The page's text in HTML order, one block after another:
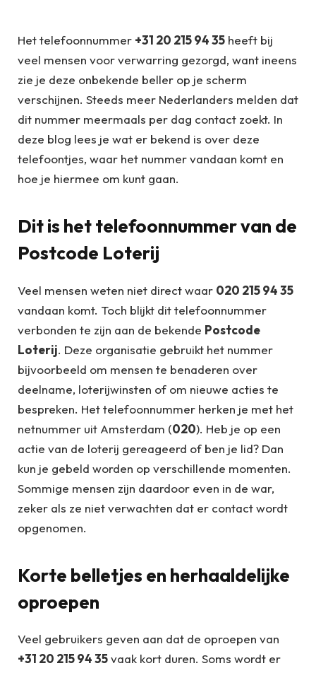
Het telefoonnummer +31 20 215 94 35 heeft bij
veel mensen voor verwarring gezorgd, want ineens
zie je deze onbekende beller op je scherm
verschijnen. Steeds meer Nederlanders melden dat
dit nummer meermaals per dag contact zoekt. In
deze blog lees je wat er bekend is over deze
telefoontjes, waar het nummer vandaan komt en
hoe je hiermee om kunt gaan.
Dit is het telefoonnummer van de
Postcode Loterij
Veel mensen weten niet direct waar 020 215 94 35
vandaan komt. Toch blijkt dit telefoonnummer
verbonden te zijn aan de bekende Postcode
Loterij. Deze organisatie gebruikt het nummer
bijvoorbeeld om mensen te benaderen over
deelname, loterijwinsten of om nieuwe acties te
bespreken. Het telefoonnummer herken je met het
netnummer uit Amsterdam (020). Heb je op een
actie van de loterij gereageerd of ben je lid? Dan
kun je gebeld worden op verschillende momenten.
Sommige mensen zijn daardoor even in de war,
zeker als ze niet verwachten dat er contact wordt
opgenomen.
Korte belletjes en herhaaldelijke
oproepen
Veel gebruikers geven aan dat de oproepen van
+31 20 215 94 35vaak kort duren. Soms wordt er